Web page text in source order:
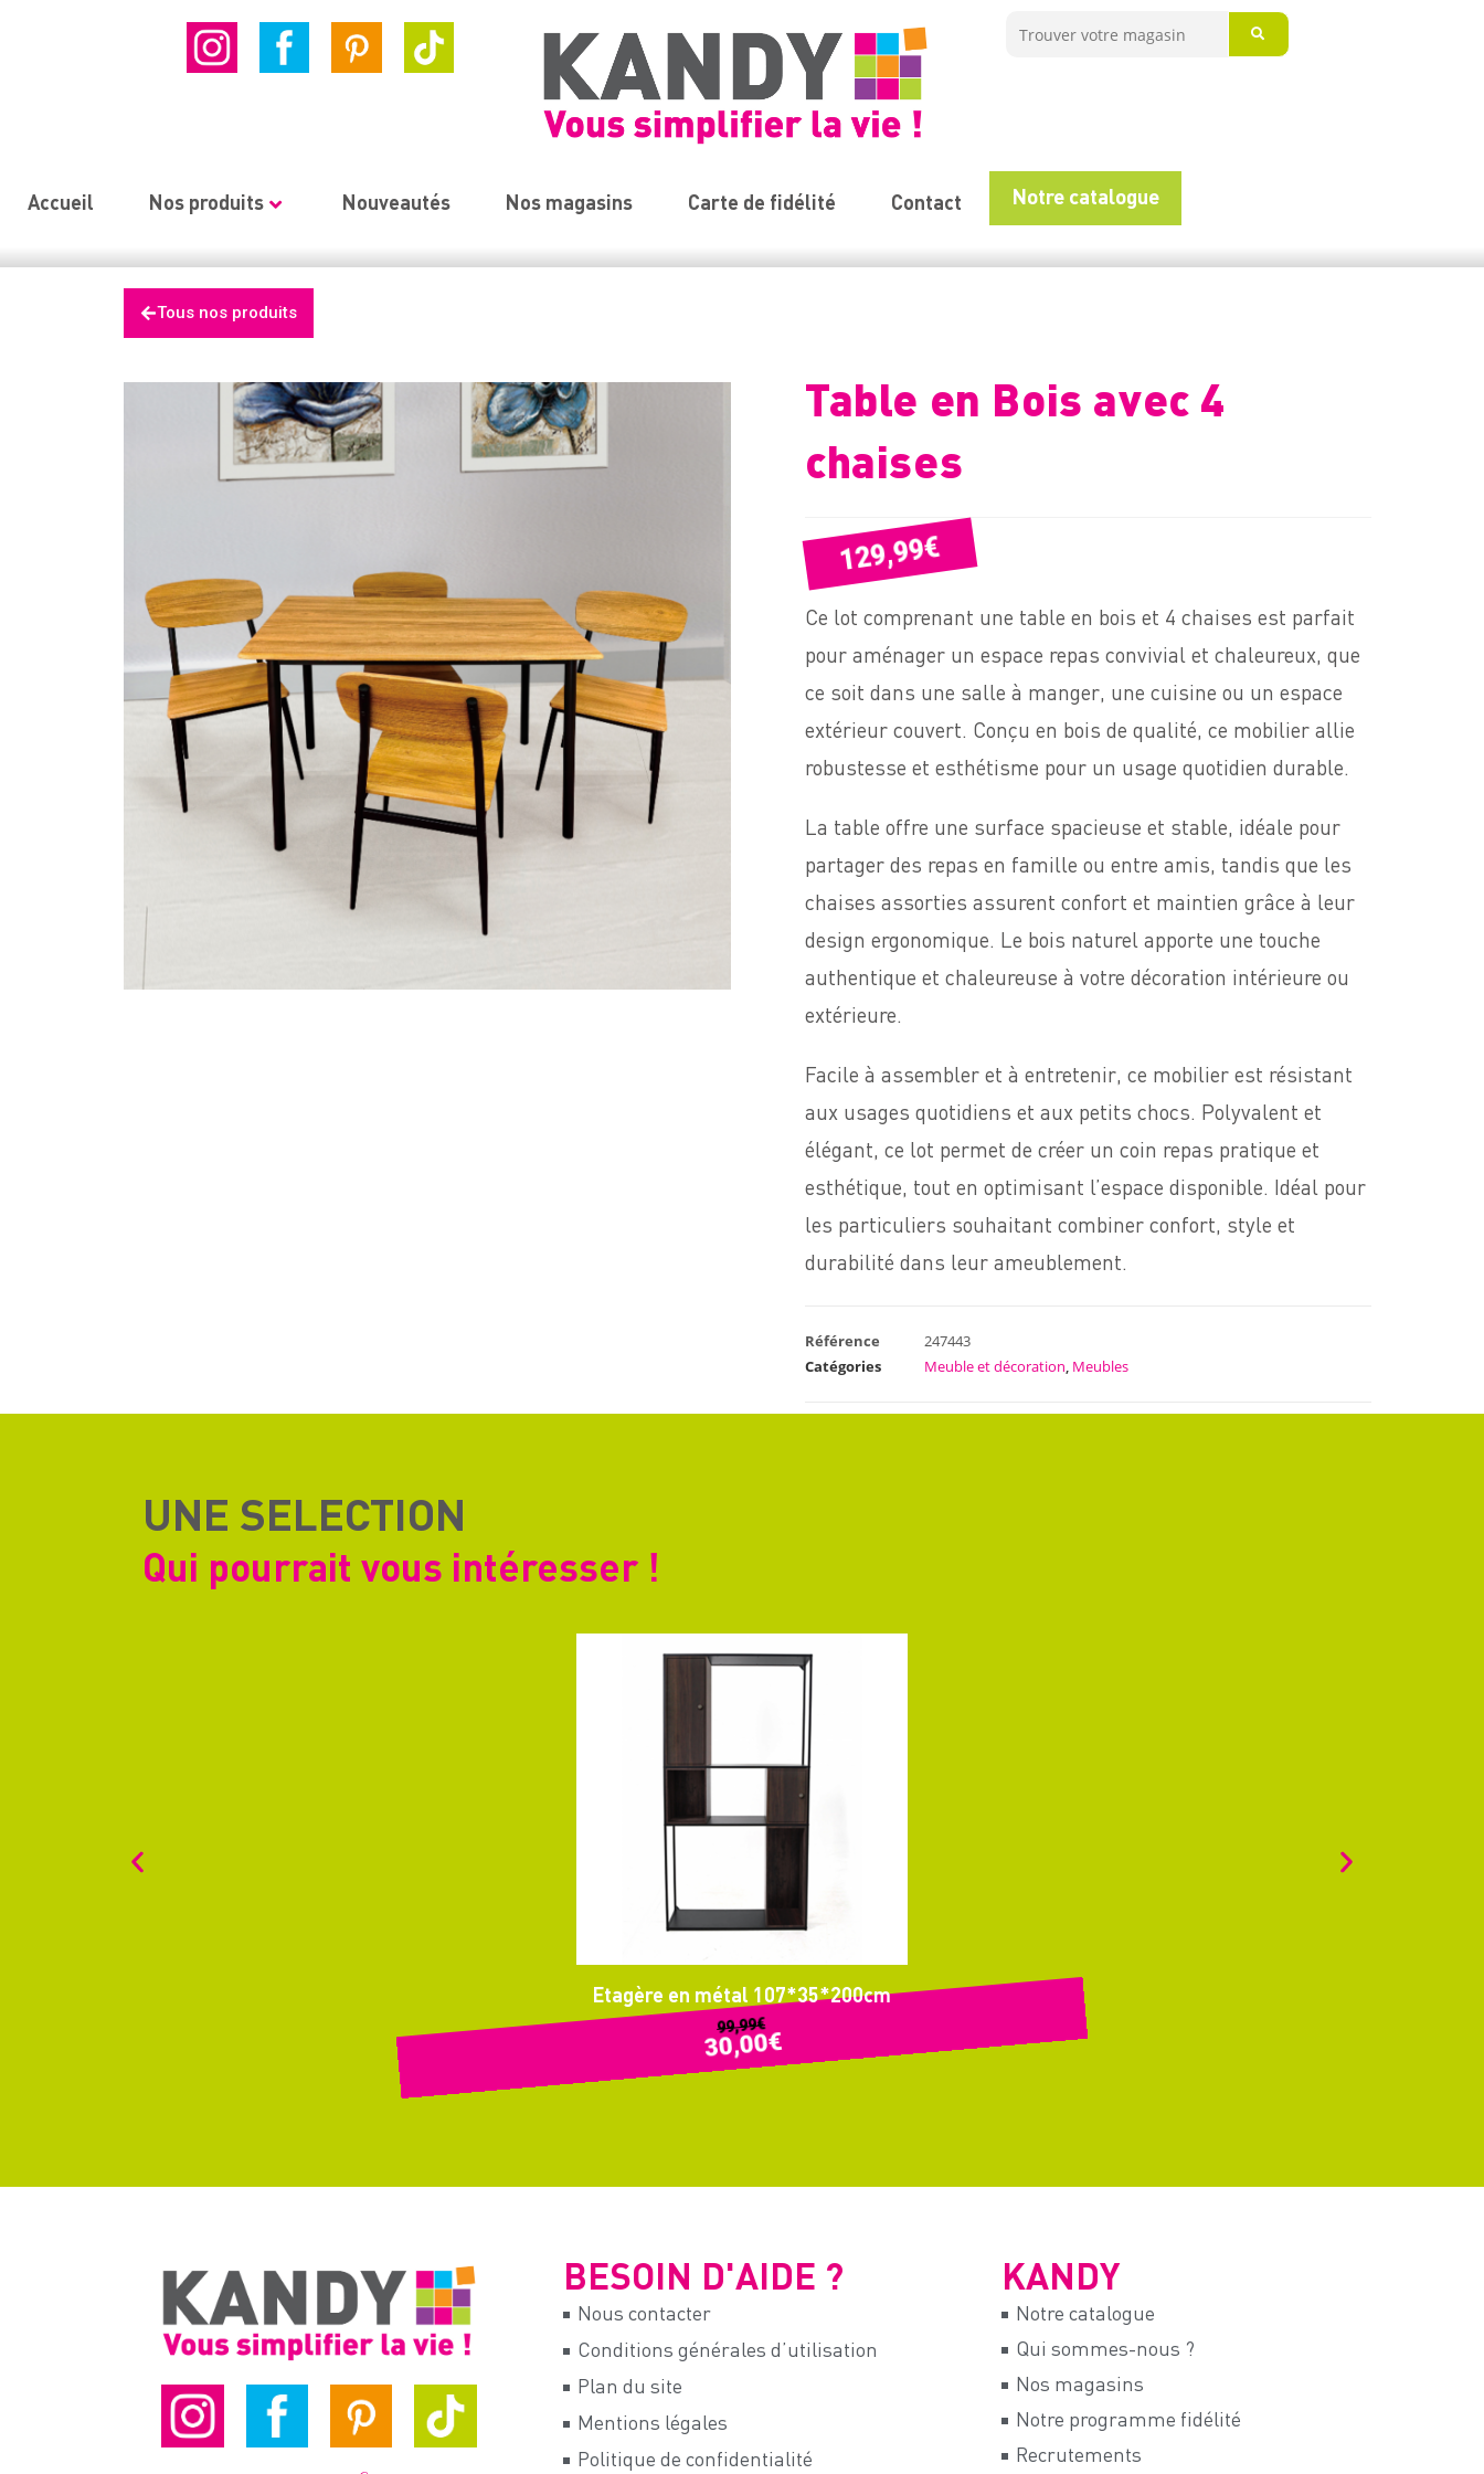
Accueil Nos produits Nouveautés Nos magasins Carte de fidélité Contact Notre catalogue
Tous nos produits
Table en Bois avec 4
chaises
129,99€
Ce lot comprenant une table en bois et 4 chaises est parfait
pour aménager un espace repas convivial et chaleureux, que
ce soit dans une salle à manger, une cuisine ou un espace
extérieur couvert. Conçu en bois de qualité, ce mobilier allie
robustesse et esthétisme pour un usage quotidien durable.
La table offre une surface spacieuse et stable, idéale pour
partager des repas en famille ou entre amis, tandis que les
chaises assorties assurent confort et maintien grâce à leur
design ergonomique. Le bois naturel apporte une touche
authentique et chaleureuse à votre décoration intérieure ou
extérieure.
Facile à assembler et à entretenir, ce mobilier est résistant
aux usages quotidiens et aux petits chocs. Polyvalent et
élégant, ce lot permet de créer un coin repas pratique et
esthétique, tout en optimisant l’espace disponible. Idéal pour
les particuliers souhaitant combiner confort, style et
durabilité dans leur ameublement.
Référence
247443
Catégories
Meuble et décoration Meubles
UNE SELECTION
Qui pourrait vous intéresser !
Etagère en métal 107*35*200cm
99,99€
30,00€
BESOIN D'AIDE ?
Nous contacter
Conditions générales d’utilisation
Plan du site
Mentions légales
Politique de confidentialité
KANDY
Notre catalogue
Qui sommes-nous ?
Nos magasins
Notre programme fidélité
Recrutements